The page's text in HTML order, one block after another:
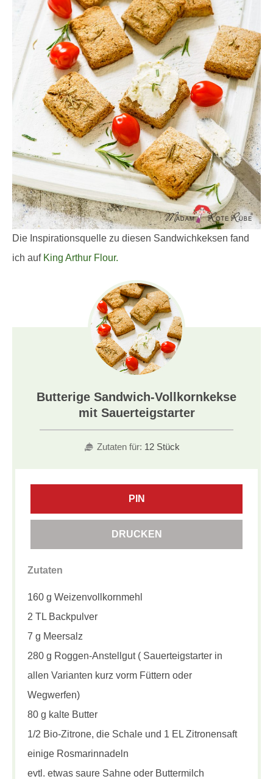
Die Inspirationsquelle zu diesen Sandwichkeksen fand
ich auf King Arthur Flour.
Butterige Sandwich-Vollkornkekse
mit Sauerteigstarter
Zutaten für: 12 Stück
PIN
DRUCKEN
Zutaten
160 g Weizenvollkornmehl
2 TL Backpulver
7 g Meersalz
280 g Roggen-Anstellgut ( Sauerteigstarter in
allen Varianten kurz vorm Füttern oder
Wegwerfen)
80 g kalte Butter
1/2 Bio-Zitrone, die Schale und 1 EL Zitronensaft
einige Rosmarinnadeln
evtl. etwas saure Sahne oder Buttermilch